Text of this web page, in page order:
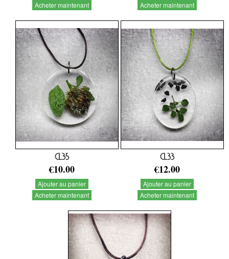
Acheter maintenant
Acheter maintenant
CL35
€10.00
Ajouter au panier
Acheter maintenant
CL33
€12.00
Ajouter au panier
Acheter maintenant